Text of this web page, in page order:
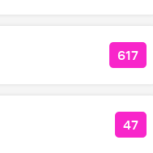
617
47